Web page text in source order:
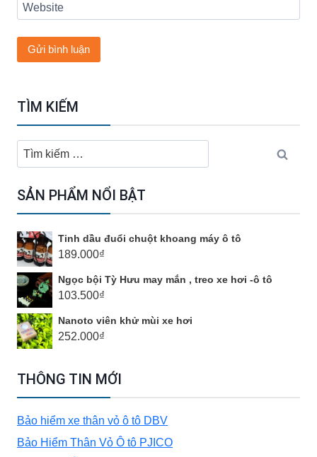
Website
TÌM KIẾM
Tìm
kiếm
SẢN PHẨM NỔI BẬT
Tinh dầu đuổi chuột khoang máy ô tô
189.000₫
Ngọc bội Tỳ Hưu may mắn , treo xe hơi -ô tô
103.500₫
Nanoto viên khử mùi xe hơi
252.000₫
THÔNG TIN MỚI
Bảo hiểm xe thân vỏ ô tô DBV
Bảo Hiểm Thân Vỏ Ô tô PJICO